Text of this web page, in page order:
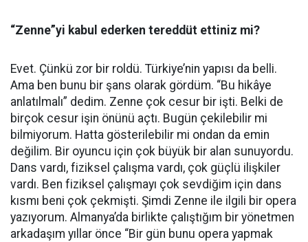
“Zenne”yi kabul ederken tereddüt ettiniz mi?
Evet. Çünkü zor bir roldü. Türkiye’nin yapısı da belli.
Ama ben bunu bir şans olarak gördüm. “Bu hikâye
anlatılmalı” dedim. Zenne çok cesur bir işti. Belki de
birçok cesur işin önünü açtı. Bugün çekilebilir mi
bilmiyorum. Hatta gösterilebilir mi ondan da emin
değilim. Bir oyuncu için çok büyük bir alan sunuyordu.
Dans vardı, fiziksel çalışma vardı, çok güçlü ilişkiler
vardı. Ben fiziksel çalışmayı çok sevdiğim için dans
kısmı beni çok çekmişti. Şimdi Zenne ile ilgili bir opera
yazıyorum. Almanya’da birlikte çalıştığım bir yönetmen
arkadaşım yıllar önce “Bir gün bunu opera yapmak